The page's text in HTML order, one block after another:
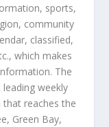
sports,
community
classified,
which makes
The
leading weekly
that reaches the
Green Bay,